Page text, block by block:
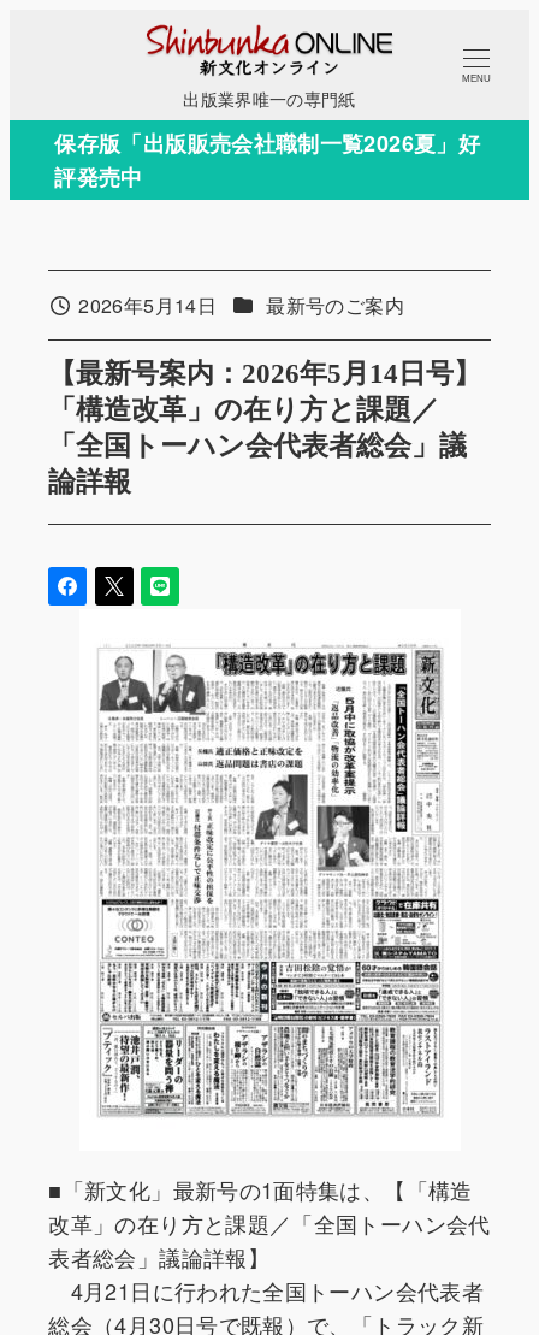
コ
テ
出版業界唯一の専門紙
MENU
保存版「出版販売会社職制一覧2026夏」好
評発売中
【最新号案内：2026年5月14日号】
「構造改革」の在り方と課題／
「全国トーハン会代表者総会」議
論詳報
投稿日2026年5月14日 カテゴリー
最新号のご案内
■「新文化」最新号の1面特集は、【「構造
改革」の在り方と課題／「全国トーハン会代
表者総会」議論詳報】
4月21日に行われた全国トーハン会代表者
総会（4月30日号で既報）で、「トラック新